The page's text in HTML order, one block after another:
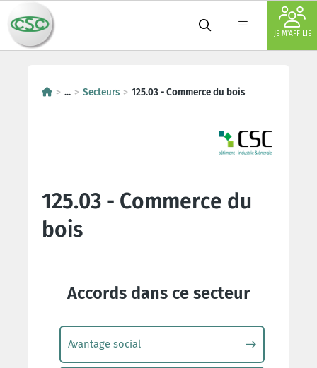
JE M'AFFILIE
... Secteurs 125.03 - Commerce du bois
125.03 - Commerce du
bois
Accords dans ce secteur
Avantage social